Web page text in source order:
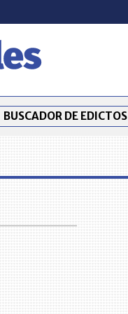
BUSCADOR DE EDICTOS